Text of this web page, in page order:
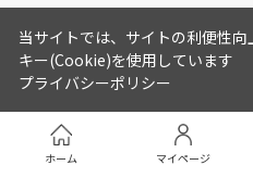
ホーム マイページ
当サイトでは、サイトの利便性向
キー(Cookie)を使用しています
プライバシーポリシー